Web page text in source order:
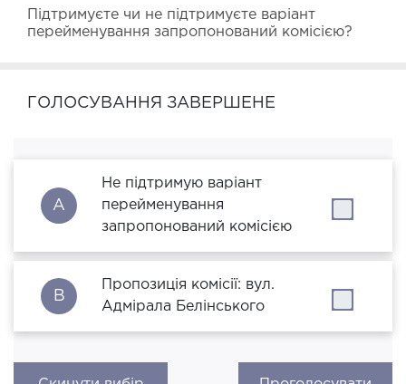
Підтримуєте чи не підтримуєте варіант
перейменування запропонований комісією?
ГОЛОСУВАННЯ ЗАВЕРШЕНЕ
A
Не підтримую варіант
перейменування
запропонований комісією
B
Пропозиція комісії: вул.
Адмірала Белінського